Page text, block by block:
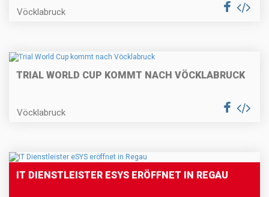
Vöcklabruck
TRIAL WORLD CUP KOMMT NACH VÖCKLABRUCK
Vöcklabruck
IT DIENSTLEISTER ESYS ERÖFFNET IN REGAU